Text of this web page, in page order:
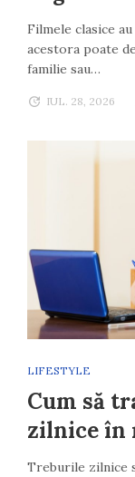
Filmele clasice
acestora poate
familie sau…
IUL. 28, 2026
LIFESTYLE
Cum să
zilnice în
Treburile zilnice